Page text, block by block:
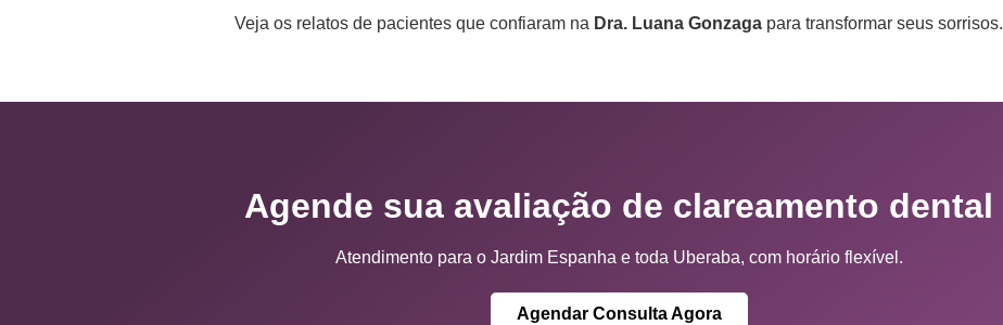
Veja os relatos de pacientes que confiaram na Dra. Luana Gonzaga para transformar seus sorrisos.
Agende sua avaliação de clareamento dental
Atendimento para o Jardim Espanha e toda Uberaba, com horário flexível.
Agendar Consulta Agora